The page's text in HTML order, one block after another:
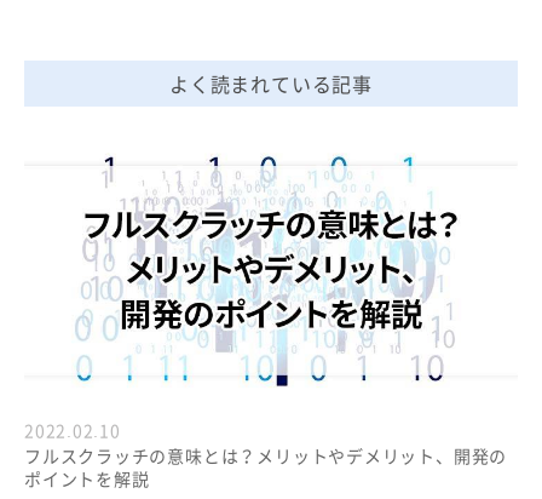
よく読まれている記事
2022.02.10
フルスクラッチの意味とは？メリットやデメリット、開発の
ポイントを解説